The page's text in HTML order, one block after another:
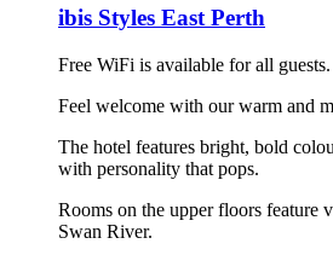
ibis Styles East Perth
Free WiFi is available for all guests.
Feel welcome with our warm and
The hotel features bright, bold
with personality that pops.
Rooms on the upper floors feature
Swan River.